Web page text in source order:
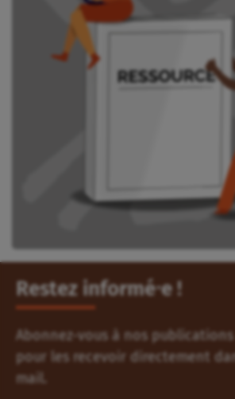
Restez informé⸱e !
Abonnez-vous à nos
pour les recevoir directement
mail.